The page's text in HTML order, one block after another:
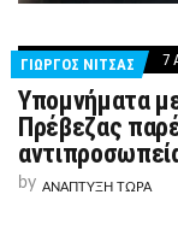
ΓΙΩΡΓΟΣ ΝΙΤΣΑΣ 7
Υπομνήματα
Πρέβεζας
by ΑΝΑΠΤΥΞΗ ΤΩΡΑ